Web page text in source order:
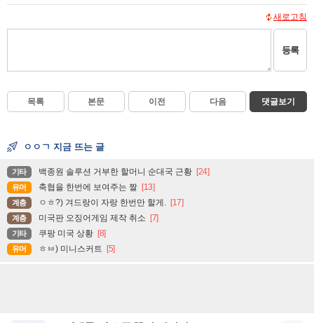
새로고침
등록
목록 본문 이전 다음 댓글보기
ㅇㅇㄱ 지금 뜨는 글
기타 백종원 솔루션 거부한 할머니 순대국 근황 [24]
유머 축협을 한번에 보여주는 짤 [13]
계층 ㅇㅎ?) 겨드랑이 자랑 한번만 할게. [17]
계층 미국판 오징어게임 제작 취소 [7]
기타 쿠팡 미국 상황 [8]
유머 ㅎㅂ) 미니스커트 [5]